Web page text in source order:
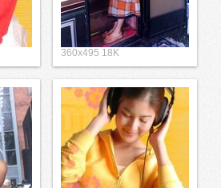
360x495 18K